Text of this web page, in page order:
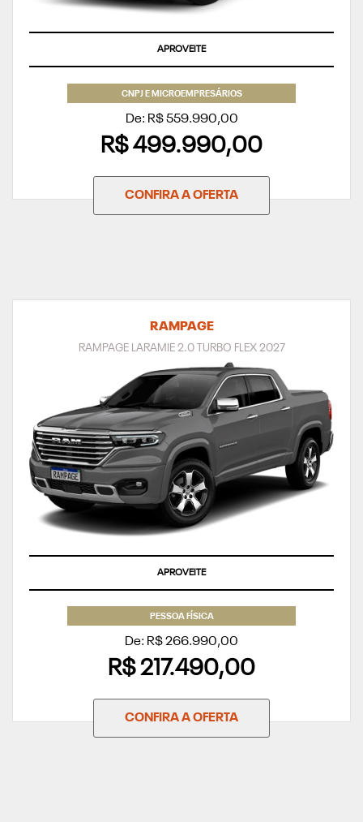
APROVEITE
CNPJ E MICROEMPRESÁRIOS
De: R$ 559.990,00
R$ 499.990,00
CONFIRA A OFERTA
RAMPAGE
RAMPAGE LARAMIE 2.0 TURBO FLEX 2027
APROVEITE
PESSOA FÍSICA
De: R$ 266.990,00
R$ 217.490,00
CONFIRA A OFERTA